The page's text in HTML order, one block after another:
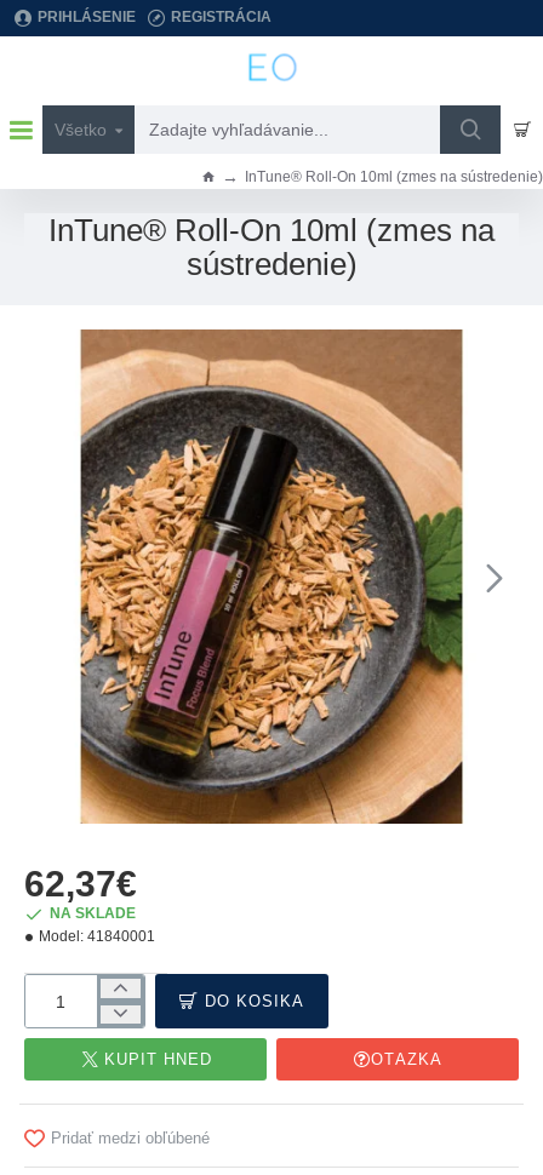
PRIHLÁSENIE REGISTRÁCIA
Všetko
Zadajte
InTune® Roll-On 10ml (zmes na
sústredenie)
h
o
m
e
InTune® Roll-On 10ml (zmes na sústredenie)
62,37€
NA SKLADE
Model: 41840001
DO KOŠÍKA
KÚPIŤ HNEĎ OTÁZKA
Pridať medzi obľúbené